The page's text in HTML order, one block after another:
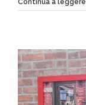
Continua a leggere